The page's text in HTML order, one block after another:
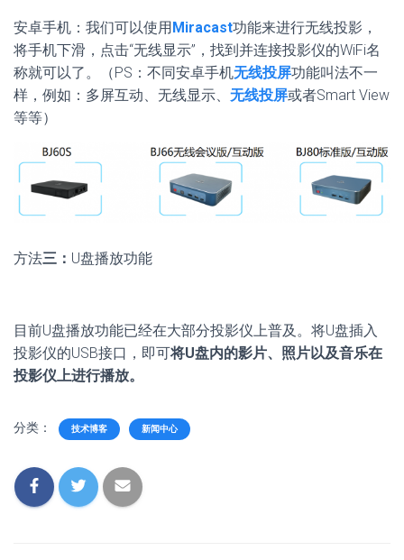
安卓手机：我们可以使用Miracast功能来进行无线投影，
将手机下滑，点击“无线显示”，找到并连接投影仪的WiFi名
称就可以了。（PS：不同安卓手机无线投屏功能叫法不一
样，例如：多屏互动、无线显示、 无线投屏或者Smart View
等等）
方法三： U盘播放功能
目前U盘播放功能已经在大部分投影仪上普及。将U盘插入
投影仪的USB接口，即可将U盘内的影片、照片以及音乐在
投影仪上进行播放。
分类： 技术博客 新闻中心